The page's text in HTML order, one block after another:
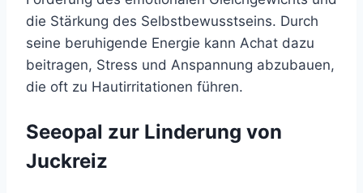
die Stärkung des Selbstbewusstseins. Durch
seine beruhigende Energie kann Achat dazu
beitragen, Stress und Anspannung abzubauen,
die oft zu Hautirritationen führen.
Seeopal zur Linderung von
Juckreiz